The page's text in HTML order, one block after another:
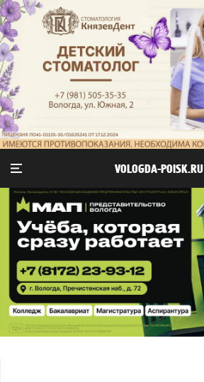
VOLOGDA-POISK.RU